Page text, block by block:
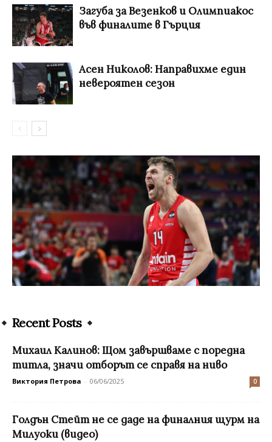
Загуба за Везенков и Олимпиакос
във финалите в Гърция
Асен Николов: Направихме един
невероятен сезон
Recent Posts
Михаил Калинов: Щом завършваме с поредна
титла, значи отборът се справя на ниво
Виктория Петрова - 06/06/2025 0
Голдън Стейт не се даде на финалния щурм на
Милуоки (видео)